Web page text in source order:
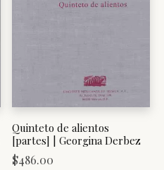
Quinteto de alientos
[partes] | Georgina Derbez
$486.00